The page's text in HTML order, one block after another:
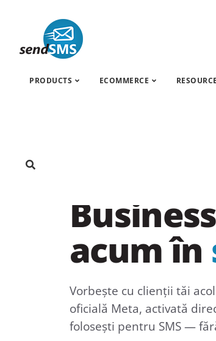
PRODUCTS ECOMMERCE
acum în
Vorbește cu clienții tăi
oficială Meta, activată
folosești pentru SMS —